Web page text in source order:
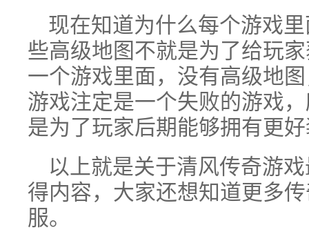
现在知道为什么每个游戏
些高级地图不就是为了给玩
一个游戏里面，没有高级地
游戏注定是一个失败的游戏
是为了玩家后期能够拥有更
以上就是关于清风传奇游
得内容，大家还想知道更多
服。